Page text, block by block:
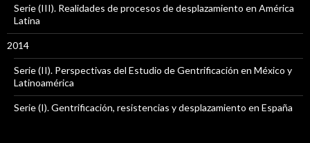
Serie (III). Realidades de procesos de desplazamiento en América
Latina
2014
Serie (II). Perspectivas del Estudio de Gentrificación en México y
Latinoamérica
Serie (I). Gentrificación, resistencias y desplazamiento en España